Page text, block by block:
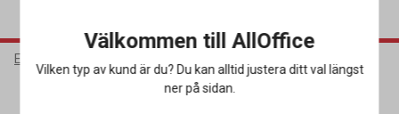
Elektronik
Välkommen till AllOffice
Vilken typ av kund är du? Du kan alltid justera ditt val längst
ner på sidan.